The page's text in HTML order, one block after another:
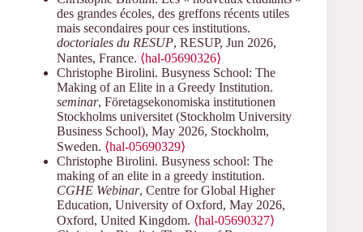
des grandes écoles, des greffons récents utiles
mais secondaires pour ces institutions.
doctoriales du RESUP, RESUP, Jun 2026,
Nantes, France. ⟨hal-05690326⟩
Christophe Birolini. Busyness School: The
Making of an Elite in a Greedy Institution.
seminar, Företagsekonomiska institutionen
Stockholms universitet (Stockholm University
Business School), May 2026, Stockholm,
Sweden. ⟨hal-05690329⟩
Christophe Birolini. Busyness school: The
making of an elite in a greedy institution.
CGHE Webinar, Centre for Global Higher
Education, University of Oxford, May 2026,
Oxford, United Kingdom. ⟨hal-05690327⟩